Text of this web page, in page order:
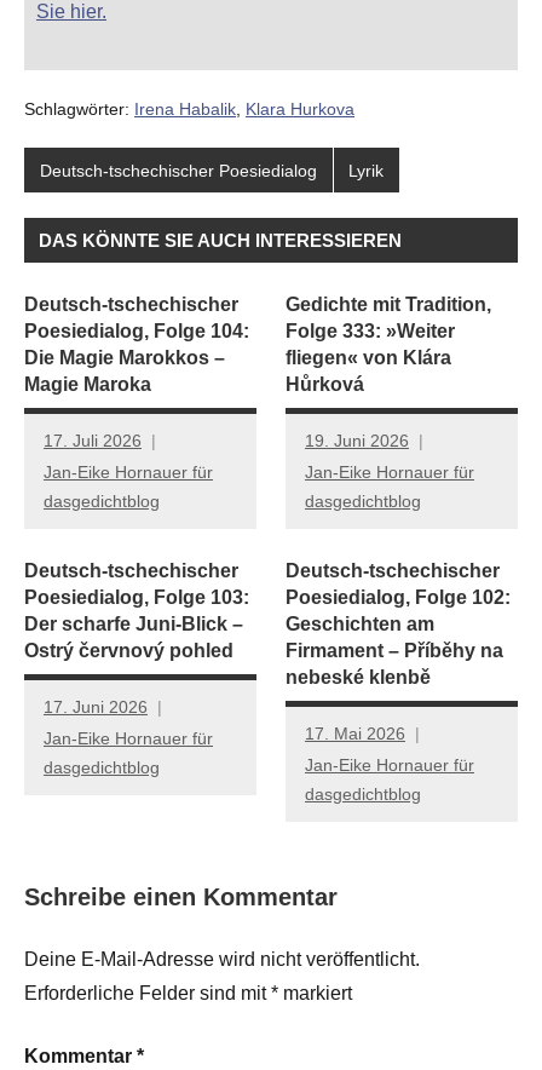
Sie hier.
Schlagwörter: Irena Habalik Klara Hurkova
Deutsch-tschechischer Poesiedialog Lyrik
DAS KÖNNTE SIE AUCH INTERESSIEREN
Deutsch-tschechischer
Poesiedialog, Folge 104:
Die Magie Marokkos –
Magie Maroka
17. Juli 2026
Jan-Eike Hornauer für
dasgedichtblog
Gedichte mit Tradition,
Folge 333: »Weiter
fliegen« von Klára
Hůrková
19. Juni 2026
Jan-Eike Hornauer für
dasgedichtblog
Deutsch-tschechischer
Poesiedialog, Folge 103:
Der scharfe Juni-Blick –
Ostrý červnový pohled
17. Juni 2026
Jan-Eike Hornauer für
dasgedichtblog
Deutsch-tschechischer
Poesiedialog, Folge 102:
Geschichten am
Firmament – Příběhy na
nebeské klenbě
17. Mai 2026
Jan-Eike Hornauer für
dasgedichtblog
Schreibe einen Kommentar
Deine E-Mail-Adresse wird nicht veröffentlicht.
Erforderliche Felder sind mit* markiert
Kommentar *